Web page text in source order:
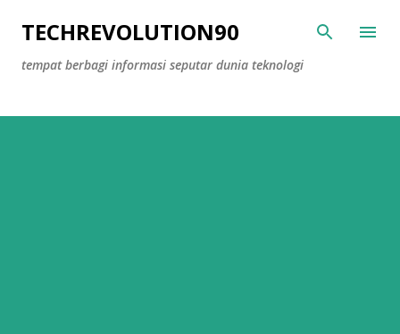
Skip to main content
TECHREVOLUTION90
tempat berbagi informasi seputar dunia teknologi